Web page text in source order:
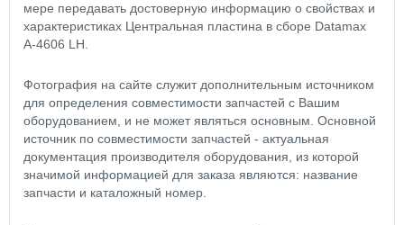
мере передавать достоверную информацию о свойствах и
характеристиках Центральная пластина в сборе Datamax
A-4606 LH.
Фотография на сайте служит дополнительным источником
для определения совместимости запчастей с Вашим
оборудованием, и не может являться основным. Основной
источник по совместимости запчастей - актуальная
документация производителя оборудования, из которой
значимой информацией для заказа являются: название
запчасти и каталожный номер.